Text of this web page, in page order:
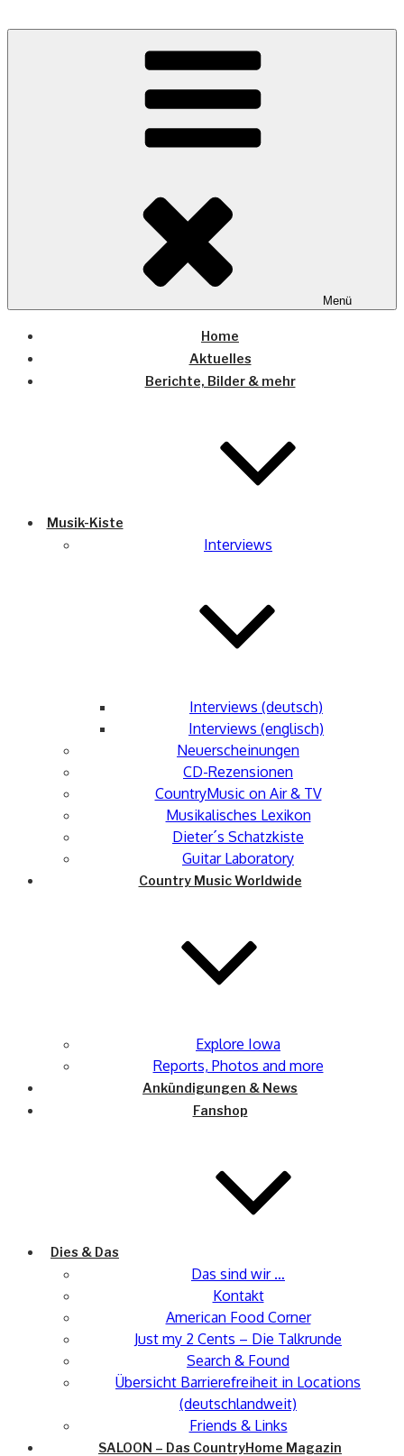
COUNTRYHOME
Wo die (Country-) Musik Zuhause ist
Menü
Home
Aktuelles
Berichte, Bilder & mehr
Musik-Kiste
Interviews
Interviews (deutsch)
Interviews (englisch)
Neuerscheinungen
CD-Rezensionen
CountryMusic on Air & TV
Musikalisches Lexikon
Dieter´s Schatzkiste
Guitar Laboratory
Country Music Worldwide
Explore Iowa
Reports, Photos and more
Ankündigungen & News
Fanshop
Dies & Das
Das sind wir …
Kontakt
American Food Corner
Just my 2 Cents – Die Talkrunde
Search & Found
Übersicht Barrierefreiheit in Locations
(deutschlandweit)
Friends & Links
SALOON – Das CountryHome Magazin